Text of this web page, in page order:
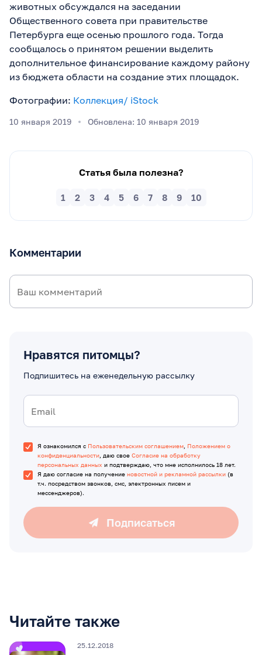
животных обсуждался на заседании
Общественного совета при правительстве
Петербурга еще осенью прошлого года. Тогда
сообщалось о принятом решении выделить
дополнительное финансирование каждому району
из бюджета области на создание этих площадок.
Фотографии: Коллекция/ iStock
10 января 2019 Обновлена: 10 января 2019
Статья была полезна?
10
9
8
7
6
5
4
3
2
1
Комментарии
Нравятся питомцы?
Подпишитесь на еженедельную рассылку
Я ознакомился с Пользовательским соглашением, Положением о
конфиденциальности, даю свое Согласие на обработку
персональных данных и подтверждаю, что мне исполнилось 18 лет.
Я даю согласие на получение новостной и рекламной рассылки (в
т.ч. посредством звонков, смс, электронных писем и
мессенджеров).
Подписаться
Читайте также
25.12.2018